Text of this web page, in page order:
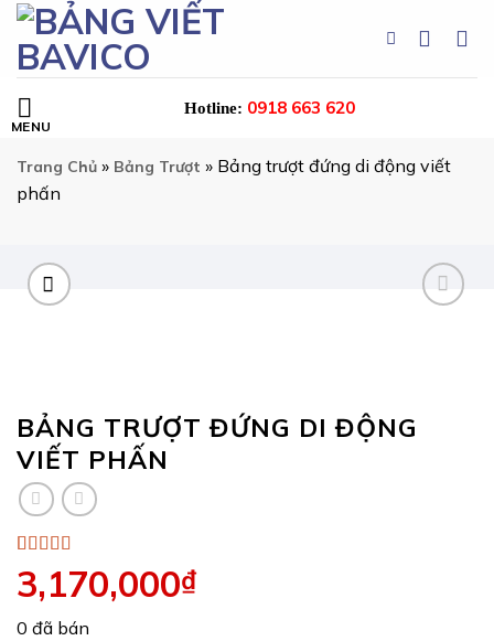
Skip
content
Hotline: 0918 663 620
Trang Chủ » Bảng Trượt » Bảng trượt đứng di động viết
phấn
BẢNG TRƯỢT ĐỨNG DI ĐỘNG
VIẾT PHẤN
5.00
trên 5
dựa trên
1
đánh giá
3,170,000₫
0 đã bán